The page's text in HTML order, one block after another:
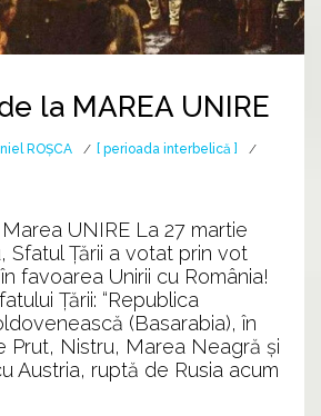
la MAREA UNIRE
ROȘCA
[ perioada interbelică ]
UNIRE La 27 martie
Sfatul Țării a votat prin vot
favoarea Unirii cu România!
Țării: “Republica
(Basarabia), în
Prut, Nistru, Marea Neagră și
Austria, ruptă de Rusia acum